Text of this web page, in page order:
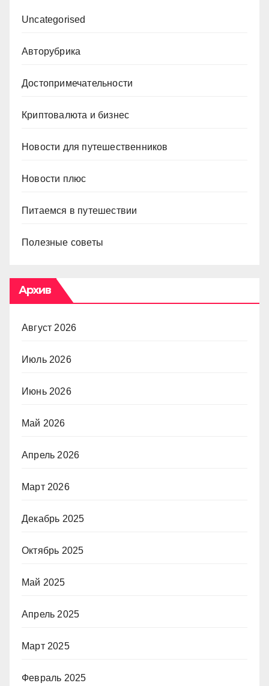
Uncategorised
Авторубрика
Достопримечательности
Криптовалюта и бизнес
Новости для путешественников
Новости плюс
Питаемся в путешествии
Полезные советы
Архив
Август 2026
Июль 2026
Июнь 2026
Май 2026
Апрель 2026
Март 2026
Декабрь 2025
Октябрь 2025
Май 2025
Апрель 2025
Март 2025
Февраль 2025